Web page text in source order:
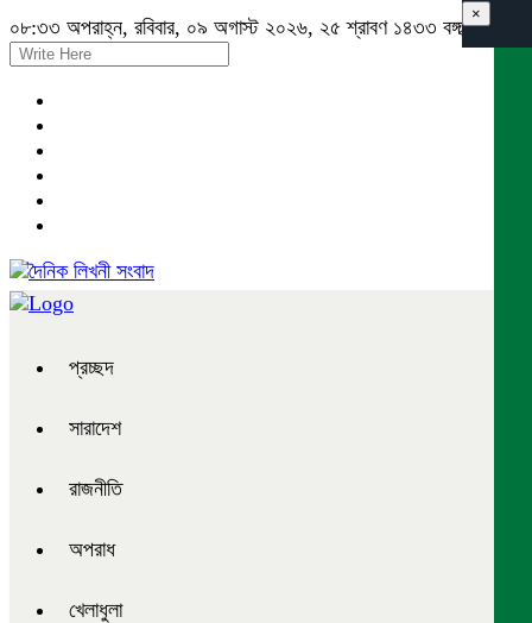
০৮:৩৩ অপরাহ্ন, রবিবার, ০৯ অগাস্ট ২০২৬, ২৫ শ্রাবণ ১৪৩৩ বঙ্গাব্দ
প্রচ্ছদ
সারাদেশ
রাজনীতি
অপরাধ
খেলাধুলা
×